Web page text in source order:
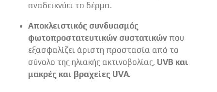
αναδεικνύει το δέρμα.
Αποκλειστικός συνδυασμός
φωτοπροστατευτικών συστατικών που
εξασφαλίζει άριστη προστασία από το
σύνολο της ηλιακής ακτινοβολίας, UVB και
μακρές και βραχείες UVA.